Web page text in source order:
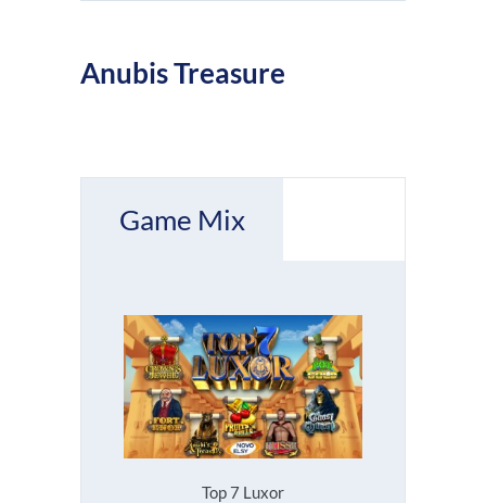
Anubis Treasure
Game Mix
Top 7 Luxor